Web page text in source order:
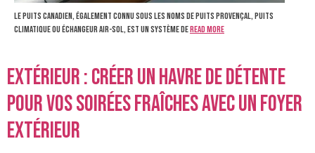
Le puits canadien, également connu sous les noms de puits provençal, puits
climatique ou échangeur air-sol, est un système deRead more
Extérieur : Créer un havre de détente
pour vos soirées fraîches avec un foyer
extérieur